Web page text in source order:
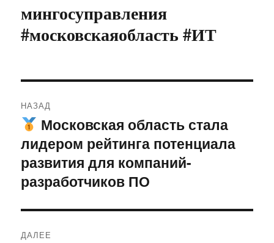
мингосуправления
#московскаяобласть #ИТ
по
записям
НАЗАД
Предыдущая
запись:
Московская область стала
лидером рейтинга потенциала
развития для компаний-
разработчиков ПО
ДАЛЕЕ